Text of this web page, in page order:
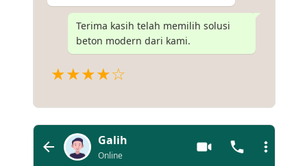
Terima kasih telah memilih solusi
beton modern dari kami.
★★★★☆
Galih
Online